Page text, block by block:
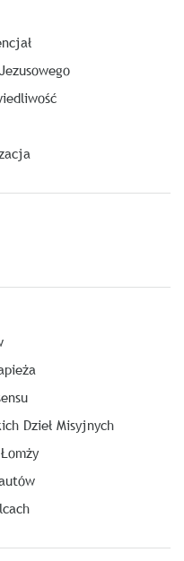
Dzieł Misyjnych